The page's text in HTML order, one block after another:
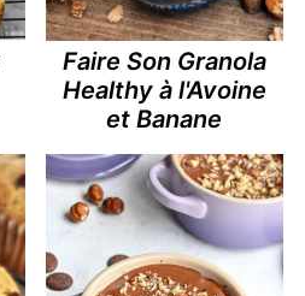
Faire Son Granola
Healthy à l'Avoine
et Banane